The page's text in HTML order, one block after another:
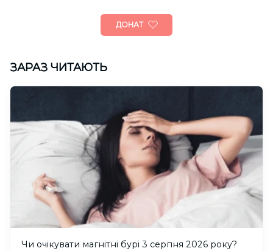
ДОНАТ
ЗАРАЗ ЧИТАЮТЬ
Чи очікувати магнітні бурі 3 серпня 2026 року?